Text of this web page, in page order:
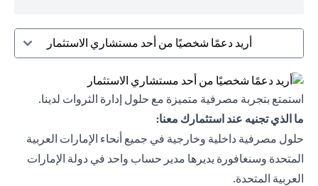
أريد دعمًا شخصيًا من أحد مستشاري الاستثمار
استمتع بتجربة مصرفية متميزة مع حلول إدارة الثروات لدينا.
ما الذي تجنيه عند استثمارك معنا:
حلول مصرفية داخلية وخارجية في جميع أنحاء الإمارات العربية
المتحدة وسنغافورة يديرها مدير حساب واحد في دولة الإمارات
العربية المتحدة.